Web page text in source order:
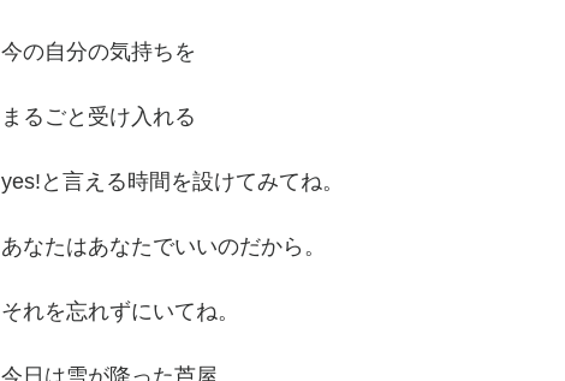
今の自分の気持ちを
まるごと受け入れる
yes!と言える時間を設けてみてね。
あなたはあなたでいいのだから。
それを忘れずにいてね。
今日は雪が降った芦屋。